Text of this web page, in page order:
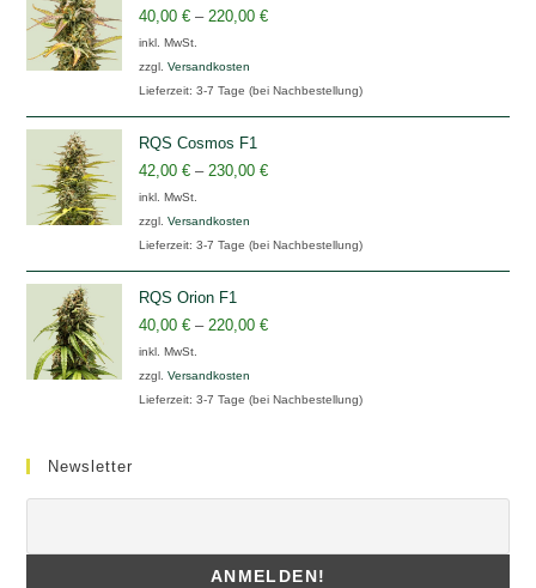
40,00€ –220,00€
inkl. MwSt.
zzgl.Versandkosten
Lieferzeit:3-7 Tage (bei Nachbestellung)
RQS Cosmos F1
42,00€ –230,00€
inkl. MwSt.
zzgl.Versandkosten
Lieferzeit:3-7 Tage (bei Nachbestellung)
RQS Orion F1
40,00€ –220,00€
inkl. MwSt.
zzgl.Versandkosten
Lieferzeit:3-7 Tage (bei Nachbestellung)
Newsletter